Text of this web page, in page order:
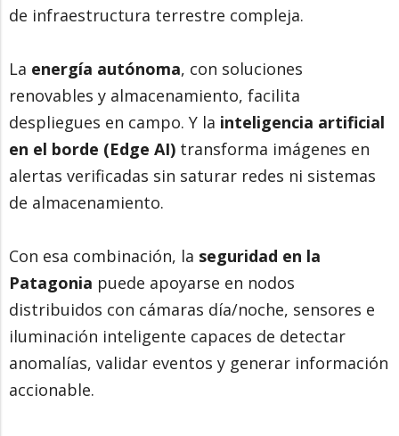
de infraestructura terrestre compleja.
La energía autónoma, con soluciones
renovables y almacenamiento, facilita
despliegues en campo. Y la inteligencia artificial
en el borde (Edge AI) transforma imágenes en
alertas verificadas sin saturar redes ni sistemas
de almacenamiento.
Con esa combinación, la seguridad en la
Patagonia puede apoyarse en nodos
distribuidos con cámaras día/noche, sensores e
iluminación inteligente capaces de detectar
anomalías, validar eventos y generar información
accionable.